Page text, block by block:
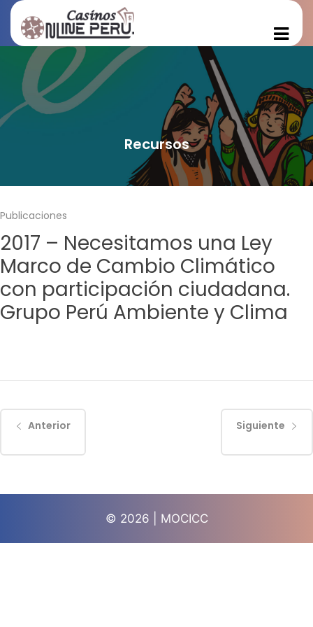
Recursos
Publicaciones
2017 – Necesitamos una Ley
Marco de Cambio Climático
con participación ciudadana.
Grupo Perú Ambiente y Clima
Anterior Siguiente
© 2026 | MOCICC